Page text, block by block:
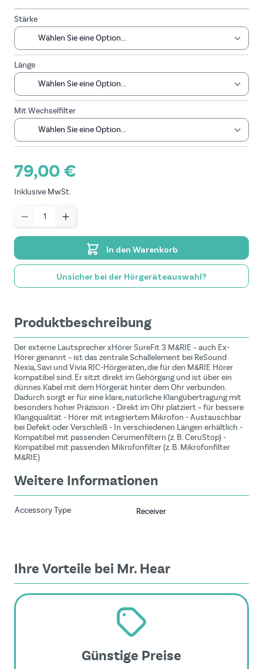
Stärke
Länge
Mit Wechselfilter
79,00 €
Inklusive MwSt.
In den Warenkorb
Unsicher bei der Hörgeräteauswahl?
Produktbeschreibung
Der externe Lautsprecher xHörer SureFit 3 M&RIE – auch Ex-
Hörer genannt – ist das zentrale Schallelement bei ReSound
Nexia, Savi und Vivia RIC-Hörgeräten, die für den M&RIE Hörer
kompatibel sind. Er sitzt direkt im Gehörgang und ist über ein
dünnes Kabel mit dem Hörgerät hinter dem Ohr verbunden.
Dadurch sorgt er für eine klare, natürliche Klangübertragung mit
besonders hoher Präzision. - Direkt im Ohr platziert – für bessere
Klangqualität - Hörer mit integriertem Mikrofon - Austauschbar
bei Defekt oder Verschleiß - In verschiedenen Längen erhältlich -
Kompatibel mit passenden Cerumenfiltern (z. B. CeruStop) -
Kompatibel mit passenden Mikrofonfilter (z. B. Mikrofonfilter
M&RIE)
Weitere Informationen
Accessory Type Receiver
Ihre Vorteile bei Mr. Hear
Günstige Preise